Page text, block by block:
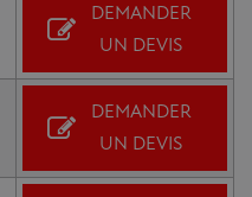
DEMANDER
UN DEVIS
DEMANDER
UN DEVIS